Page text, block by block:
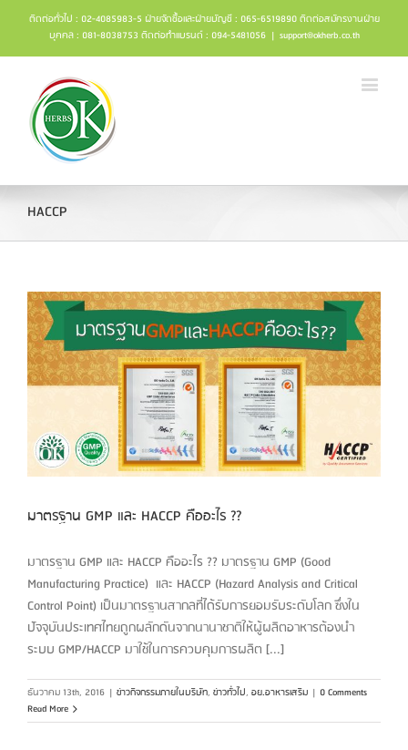
ติดต่อทั่วไป : 02-4085983-5 ฝ่ายจัดซื้อและฝ่ายบัญชี : 065-6519890 ติดต่อสมัครงานฝ่าย
บุคคล : 081-8038753 ติดต่อทำแบรนด์ : 094-5481056 | support@okherb.co.th
HACCP
มาตรฐาน GMP และ HACCP คืออะไร ??
มาตรฐาน GMP และ HACCP คืออะไร ?? มาตรฐาน GMP (Good
Manufacturing Practice) และ HACCP (Hazard Analysis and Critical
Control Point) เป็นมาตรฐานสากลที่ได้รับการยอมรับระดับโลก ซึ่งใน
ปัจจุบันประเทศไทยถูกผลักดันจากนานาชาติให้ผู้ผลิตอาหารต้องนำ
ระบบ GMP/HACCP มาใช้ในการควบคุมการผลิต [...]
ธันวาคม 13th, 2016 | ข่าวกิจกรรมภายในบริษัท, ข่าวทั่วไป, อย.อาหารเสริม | 0 Comments
Read More